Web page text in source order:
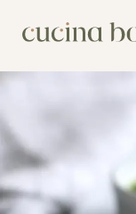
Shop